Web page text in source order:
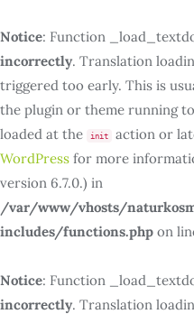
Notice: Function
incorrectly. Translation
triggered too early. This is
the plugin or theme running
loaded at the
init action or
WordPress for more
version 6.7.0.) in
/var/www/vhosts/
includes/functions.php on
Notice: Function
incorrectly. Translation